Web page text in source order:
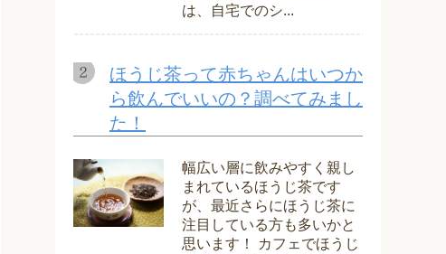
は、自宅でのシ...
ほうじ茶って赤ちゃんはいつか
ら飲んでいいの？調べてみまし
た！
幅広い層に飲みやすく親し
まれているほうじ茶です
が、最近さらにほうじ茶に
注目している方も多いかと
思います！ カフェでほうじ